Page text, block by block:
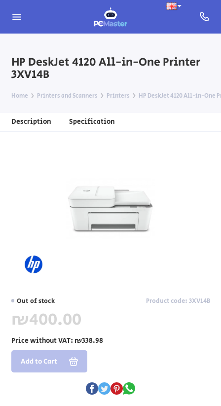
HP DeskJet 4120 All-in-One Printer
3XV14B
Home Printers and Scanners Printers HP DeskJet 4120 All-in-One
Description Specification
Out of stock Product code: 3XV14B
₪400.00
Price without VAT: ₪338.98
Add to Cart